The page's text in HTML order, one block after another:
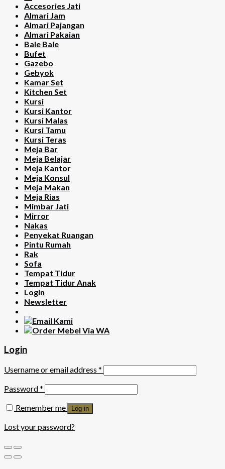
Accesories Jati
Almari Jam
Almari Pajangan
Almari Pakaian
Bale Bale
Bufet
Gazebo
Gebyok
Kamar Set
Kitchen Set
Kursi
Kursi Kantor
Kursi Malas
Kursi Tamu
Kursi Teras
Meja Bar
Meja Belajar
Meja Kantor
Meja Konsul
Meja Makan
Meja Rias
Mimbar Jati
Mirror
Nakas
Penyekat Ruangan
Pintu Rumah
Rak
Sofa
Tempat Tidur
Tempat Tidur Anak
Login
Newsletter
Login
Username or email address *
Password*
Remember me
Log in
Lost your password?